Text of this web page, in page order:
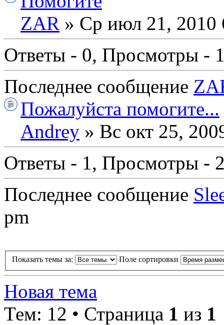
ZAR » Ср июл 21, 2010
Ответы - 0, Просмотры -
Последнее сообщение
Пожалуйста помогите...
Andrey » Вс окт 25,
Ответы - 1, Просмотры -
Последнее сообщение
pm
Показать темы за: Поле сортировки
Новая тема
Тем: 12 • Страница 1 из 1